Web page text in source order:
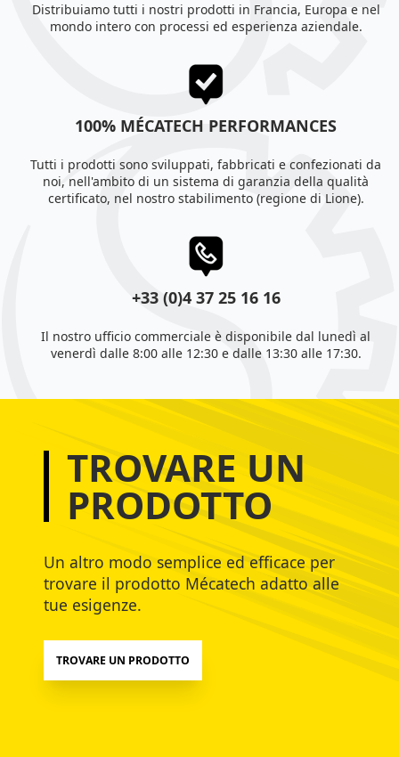
Distribuiamo tutti i nostri prodotti in Francia, Europa e nel
mondo intero con processi ed esperienza aziendale.
100% MÉCATECH PERFORMANCES
Tutti i prodotti sono sviluppati, fabbricati e confezionati da
noi, nell'ambito di un sistema di garanzia della qualità
certificato, nel nostro stabilimento (regione di Lione).
+33 (0)4 37 25 16 16
Il nostro ufficio commerciale è disponibile dal lunedì al
venerdì dalle 8:00 alle 12:30 e dalle 13:30 alle 17:30.
TROVARE UN
PRODOTTO
Un altro modo semplice ed efficace per
trovare il prodotto Mécatech adatto alle
tue esigenze.
TROVARE UN PRODOTTO